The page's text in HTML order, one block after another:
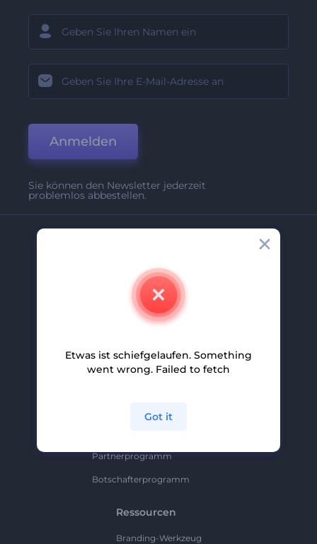
Anmelden
Sie können den Newsletter jederzeit
problemlos abbestellen.
Partnerprogramm
Partnerprogramm
Botschafterprogramm
Ressourcen
Branding-Werkzeug
Etwas ist schiefgelaufen. Something
went wrong. Failed to fetch
Got it